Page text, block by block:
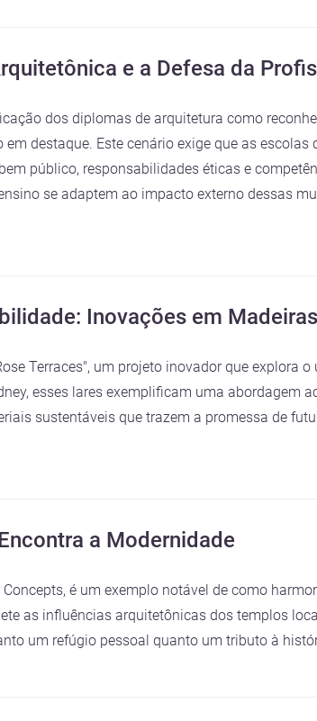
e a Defesa da
dos diplomas de arquitetura como
destaque. Este cenário exige que as
público, responsabilidades éticas e
se adaptem ao impacto externo dessas
Inovações em
Terraces", um projeto inovador que explora
esses lares exemplificam uma abordagem
sustentáveis que trazem a promessa de
a Modernidade
Concepts, é um exemplo notável de como
as influências arquitetônicas dos templos
um refúgio pessoal quanto um tributo à